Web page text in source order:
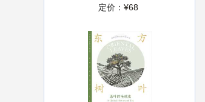
定价： ¥68